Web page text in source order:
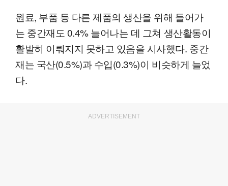
원료, 부품 등 다른 제품의 생산을 위해 들어가
는 중간재도 0.4% 늘어나는 데 그쳐 생산활동이
활발히 이뤄지지 못하고 있음을 시사했다. 중간
재는 국산(0.5%)과 수입(0.3%)이 비슷하게 늘었
다.
ADVERTISEMENT